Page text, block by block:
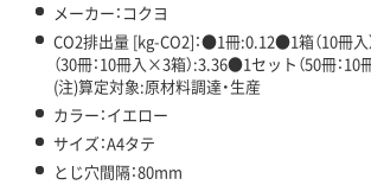
メーカー：コクヨ
CO2排出量 [kg-CO2]：●1冊:0.12●1箱（10冊
（30冊：10冊入×3箱）:3.36●1セット（50冊：
(注)算定対象:原材料調達・生産
カラー：イエロー
サイズ：A4タテ
とじ穴間隔：80mm